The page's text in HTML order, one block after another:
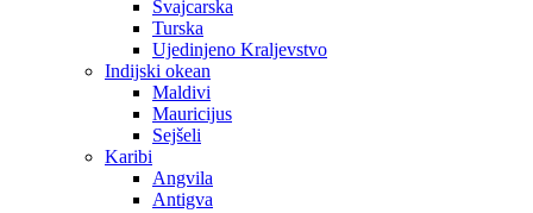
Švajcarska
Turska
Ujedinjeno Kraljevstvo
Indijski okean
Maldivi
Mauricijus
Sejšeli
Karibi
Angvila
Antigva